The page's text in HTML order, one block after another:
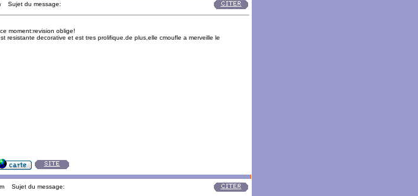
Sujet du message:
moment:revision oblige!
resistante decorative et est tres prolifique.de plus,elle cmoufle a merveille le
Sujet du message: